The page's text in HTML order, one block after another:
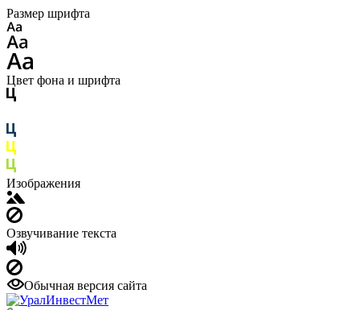
Размер шрифта
Цвет фона и шрифта
Изображения
Озвучивание текста
Обычная версия сайта